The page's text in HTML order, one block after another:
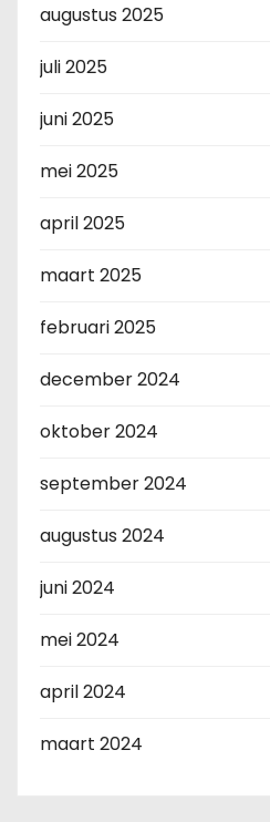
augustus 2025
juli 2025
juni 2025
mei 2025
april 2025
maart 2025
februari 2025
december 2024
oktober 2024
september 2024
augustus 2024
juni 2024
mei 2024
april 2024
maart 2024